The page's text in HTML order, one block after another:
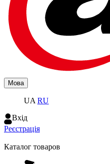
Мова
UA RU
Вхiд
Реєстрація
Каталог товаров